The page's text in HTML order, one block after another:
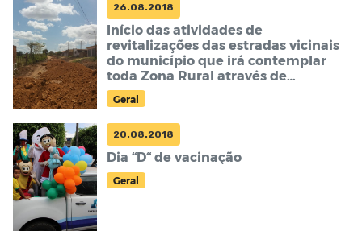
26.08.2018
Início das atividades de
revitalizações das estradas vicinais
do município que irá contemplar
toda Zona Rural através de
cronograma de atividades
Geral
20.08.2018
Dia “D“ de vacinação
Geral